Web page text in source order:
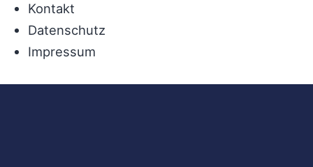
Kontakt
Datenschutz
Impressum